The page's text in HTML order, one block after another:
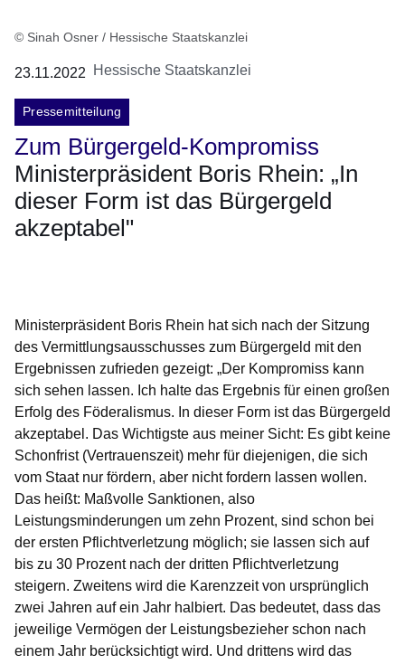
© Sinah Osner / Hessische Staatskanzlei
23.11.2022 Hessische Staatskanzlei
Pressemitteilung
Zum Bürgergeld-Kompromiss
Ministerpräsident Boris Rhein: „In
dieser Form ist das Bürgergeld
akzeptabel"
Ministerpräsident Boris Rhein hat sich nach der Sitzung
des Vermittlungsausschusses zum Bürgergeld mit den
Ergebnissen zufrieden gezeigt: „Der Kompromiss kann
sich sehen lassen. Ich halte das Ergebnis für einen großen
Erfolg des Föderalismus. In dieser Form ist das Bürgergeld
akzeptabel. Das Wichtigste aus meiner Sicht: Es gibt keine
Schonfrist (Vertrauenszeit) mehr für diejenigen, die sich
vom Staat nur fördern, aber nicht fordern lassen wollen.
Das heißt: Maßvolle Sanktionen, also
Leistungsminderungen um zehn Prozent, sind schon bei
der ersten Pflichtverletzung möglich; sie lassen sich auf
bis zu 30 Prozent nach der dritten Pflichtverletzung
steigern. Zweitens wird die Karenzzeit von ursprünglich
zwei Jahren auf ein Jahr halbiert. Das bedeutet, dass das
jeweilige Vermögen der Leistungsbezieher schon nach
einem Jahr berücksichtigt wird. Und drittens wird das